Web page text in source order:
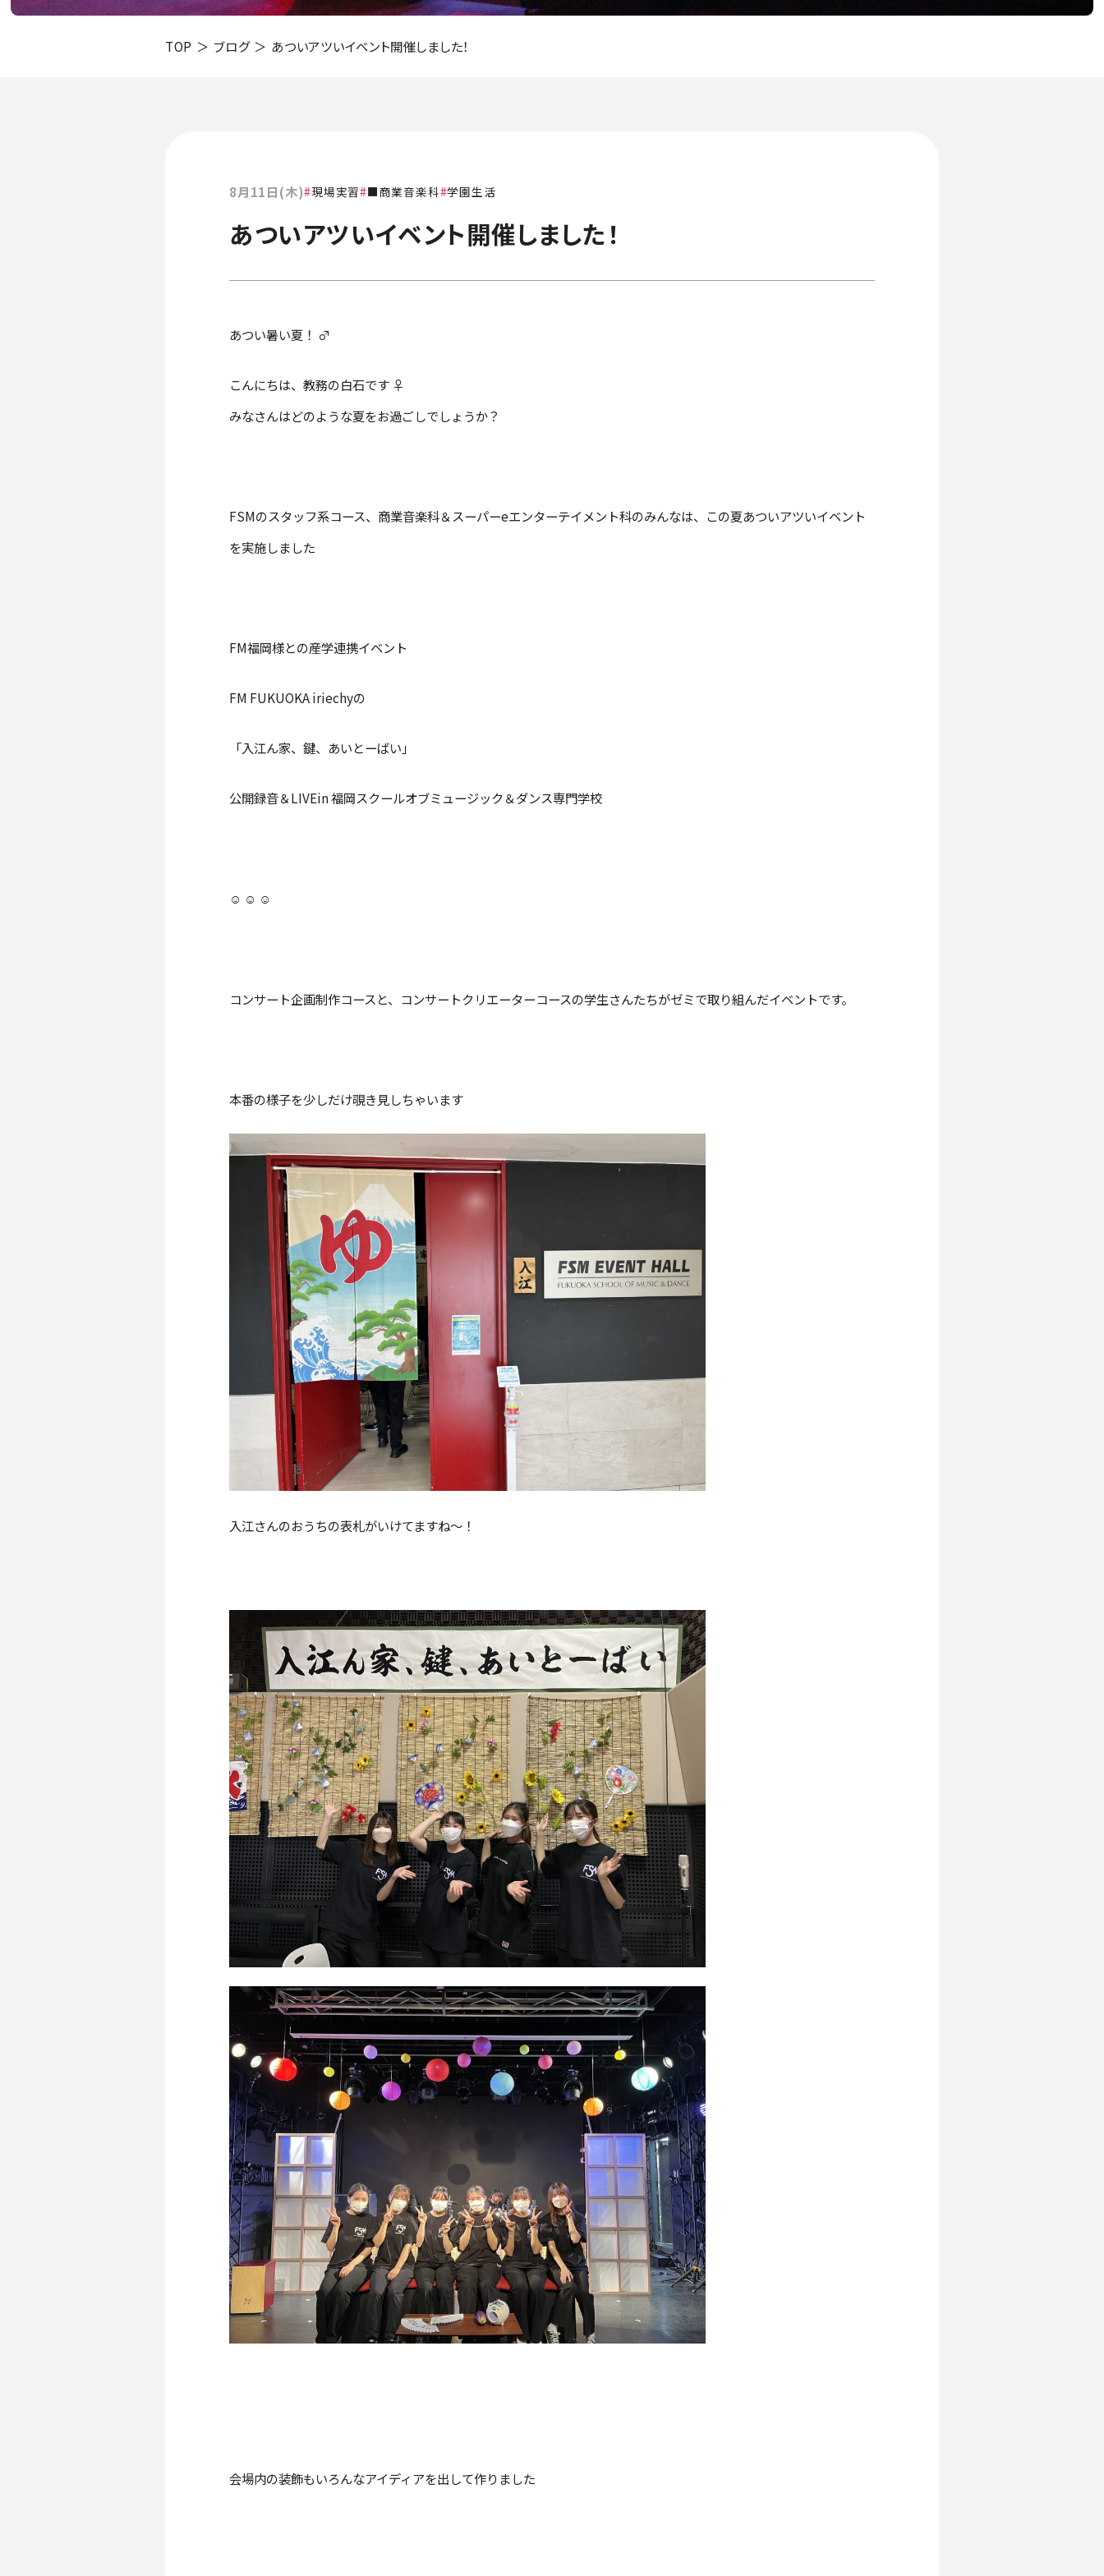
TOP ブログ あついアツいイベント開催しました！
8月11日(木) 現場実習 ■商業音楽科 学園生活
あついアツいイベント開催しました！
あつい暑い夏！ ‍♂️
こんにちは、教務の白石です ‍♀️
みなさんはどのような夏をお過ごしでしょうか？
FSMのスタッフ系コース、商業音楽科＆スーパーeエンターテイメント科のみんなは、この夏あついアツいイベント
を実施しました
FM福岡様との産学連携イベント
FM FUKUOKA iriechyの
「入江ん家、鍵、あいとーばい」
公開録音＆LIVEin 福岡スクールオブミュージック＆ダンス専門学校
☺️ ☺️ ☺️
コンサート企画制作コースと、コンサートクリエーターコースの学生さんたちがゼミで取り組んだイベントです。
本番の様子を少しだけ覗き見しちゃいます
入江さんのおうちの表札がいけてますね〜！
会場内の装飾もいろんなアイディアを出して作りました